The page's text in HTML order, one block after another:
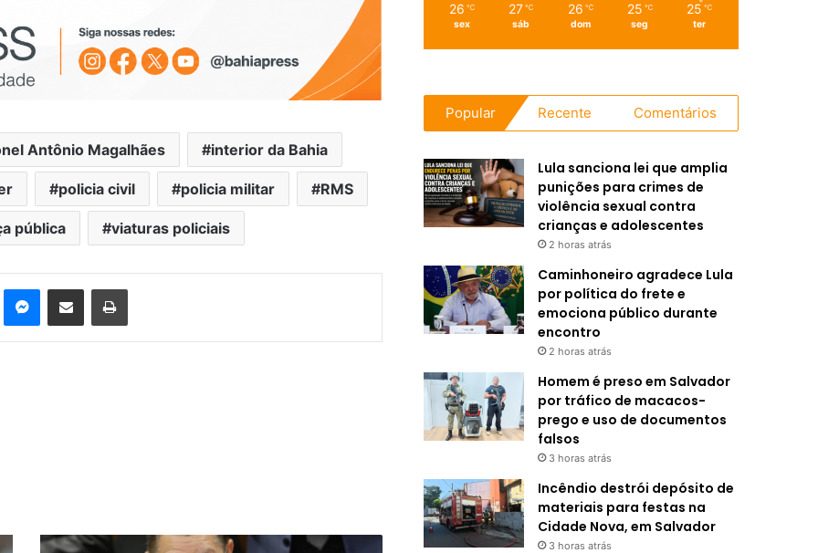
Antônio Magalhães interior da Bahia
policia civil policia militar RMS
pública viaturas policiais
26 ℃
sex
27 ℃
sáb
26 ℃
dom
25 ℃
seg
25 ℃
ter
Popular Recente Comentários
Lula sanciona lei que amplia
punições para crimes de
violência sexual contra
crianças e adolescentes
2 horas atrás
Caminhoneiro agradece Lula
por política do frete e
emociona público durante
encontro
2 horas atrás
Homem é preso em Salvador
por tráfico de macacos-
prego e uso de documentos
falsos
3 horas atrás
Incêndio destrói depósito de
materiais para festas na
Cidade Nova, em Salvador
3 horas atrás